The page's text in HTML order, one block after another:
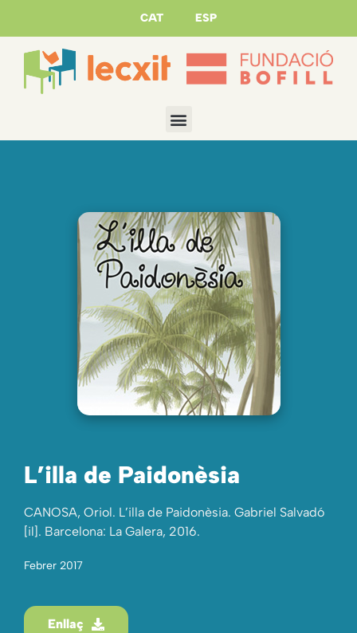
CAT ESP
L’illa de Paidonèsia
CANOSA, Oriol. L’illa de Paidonèsia. Gabriel Salvadó
[il]. Barcelona: La Galera, 2016.
Febrer 2017
Enllaç